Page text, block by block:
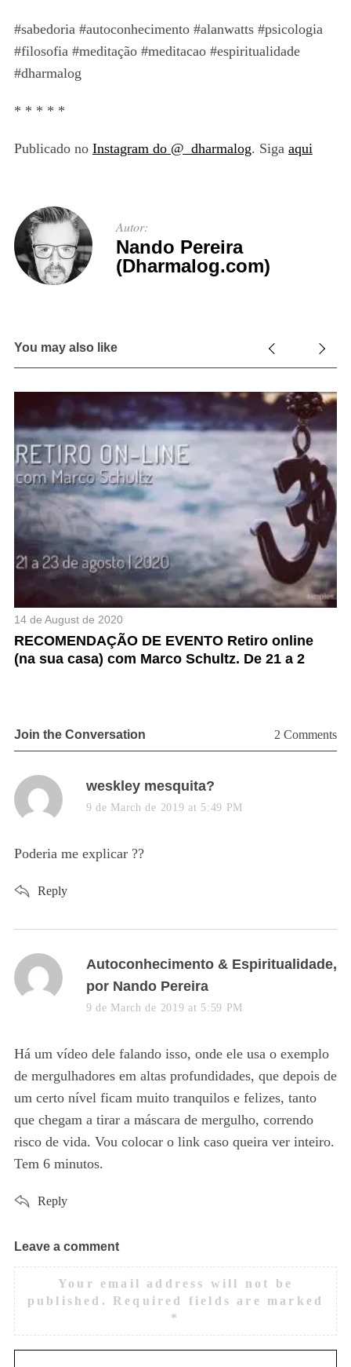
#sabedoria #autoconhecimento #alanwatts #psicologia
#filosofia #meditação #meditacao #espiritualidade
#dharmalog
* * * * *
Publicado no Instagram do @_dharmalog. Siga aqui
Autor:
Nando Pereira
(Dharmalog.com)
You may also like
14 de August de 2020
RECOMENDAÇÃO DE EVENTO Retiro online
(na sua casa) com Marco Schultz. De 21 a 2
Join the Conversation 2 Comments
s
a
s
weskley mesquita?
9 de March de 2019 at 5:49 PM
Poderia me explicar ??
Reply
s
a
y
:
Autoconhecimento & Espiritualidade,
por Nando Pereira
9 de March de 2019 at 5:59 PM
Há um vídeo dele falando isso, onde ele usa o exemplo
de mergulhadores em altas profundidades, que depois de
um certo nível ficam muito tranquilos e felizes, tanto
que chegam a tirar a máscara de mergulho, correndo
risco de vida. Vou colocar o link caso queira ver inteiro.
Tem 6 minutos.
Reply
L
e
a
v
e
Leave a comment
Your email address will not be
published.
Required fields are marked
*
S
e
a
c
h
o